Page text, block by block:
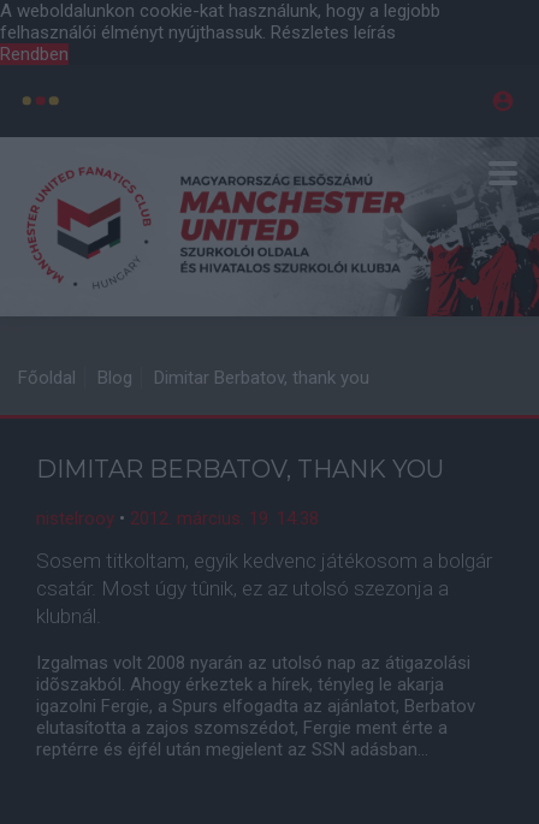
A weboldalunkon cookie-kat használunk, hogy a legjobb
felhasználói élményt nyújthassuk. Részletes leírás
Rendben
Főoldal Blog Dimitar Berbatov, thank you
DIMITAR BERBATOV, THANK YOU
nistelrooy • 2012. március. 19. 14:38
Sosem titkoltam, egyik kedvenc játékosom a bolgár
csatár. Most úgy tûnik, ez az utolsó szezonja a
klubnál.
Izgalmas volt 2008 nyarán az utolsó nap az átigazolási
idõszakból. Ahogy érkeztek a hírek, tényleg le akarja
igazolni Fergie, a Spurs elfogadta az ajánlatot, Berbatov
elutasította a zajos szomszédot, Fergie ment érte a
reptérre és éjfél után megjelent az SSN adásban...